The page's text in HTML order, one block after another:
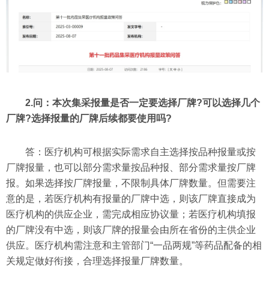
2.问：本次集采报量是否一定要选择厂牌?可以选择几个
厂牌?选择报量的厂牌后续都要使用吗?
答：医疗机构可根据实际需求自主选择按品种报量或按
厂牌报量，也可以部分需求量按品种报、部分需求量按厂牌
报。如果选择按厂牌报量，不限制具体厂牌数量。但需要注
意的是，若医疗机构有报量的厂牌中选，则该厂牌直接成为
医疗机构的供应企业，需完成相应协议量；若医疗机构填报
的厂牌没有中选，则该厂牌的报量会由所在省份的主供企业
供应。医疗机构需注意和主管部门“一品两规”等药品配备的相
关规定做好衔接，合理选择报量厂牌数量。